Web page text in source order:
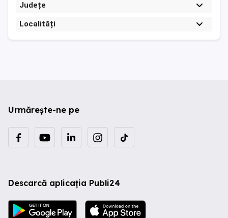
Județe
Localități
Urmărește-ne pe
Descarcă aplicația Publi24